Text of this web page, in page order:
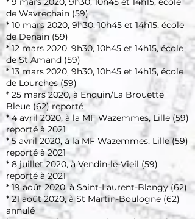
de Wavrechain (59)
* 10 mars 2020, 9h30, 10h45 et 14h15, école
de Denain (59)
* 12 mars 2020, 9h30, 10h45 et 14h15, école
de St Amand (59)
* 13 mars 2020, 9h30, 10h45 et 14h15, école
de Lourches (59)
* 25 mars 2020, à Enquin/La Brouette
Bleue (62) reporté
* 4 avril 2020, à la MF Wazemmes, Lille (59)
reporté à 2021
* 5 avril 2020, à la MF Wazemmes, Lille (59)
reporté à 2021
* 8 juillet 2020, à Vendin-le-Vieil (59)
reporté à 2021
* 19 août 2020, à Saint-Laurent-Blangy (62)
* 21 août 2020, à St Martin-Boulogne (62)
annulé